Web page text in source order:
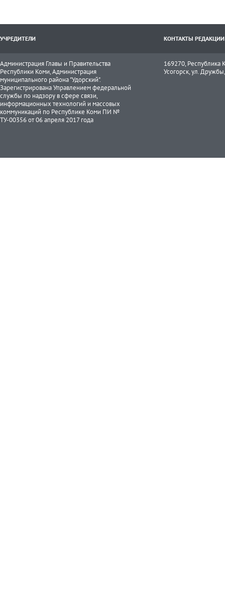
УЧРЕДИТЕЛИ КОНТАКТЫ РЕДАКЦИИ
Администрация Главы и Правительства
Республики Коми, Администрация
муниципального района "Удорский".
Зарегистрирована Управлением федеральной
службы по надзору в сфере связи,
информационных технологий и массовых
коммуникаций по Республике Коми ПИ №
ТУ-00356 от 06 апреля 2017 года
169270, Республика
Усогорск, ул.